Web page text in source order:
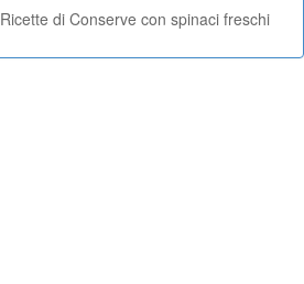
Ricette di Conserve con spinaci freschi